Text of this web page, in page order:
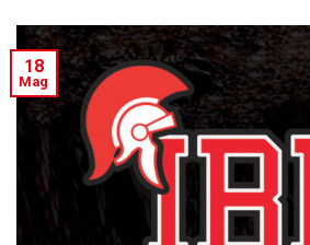
18
Mag